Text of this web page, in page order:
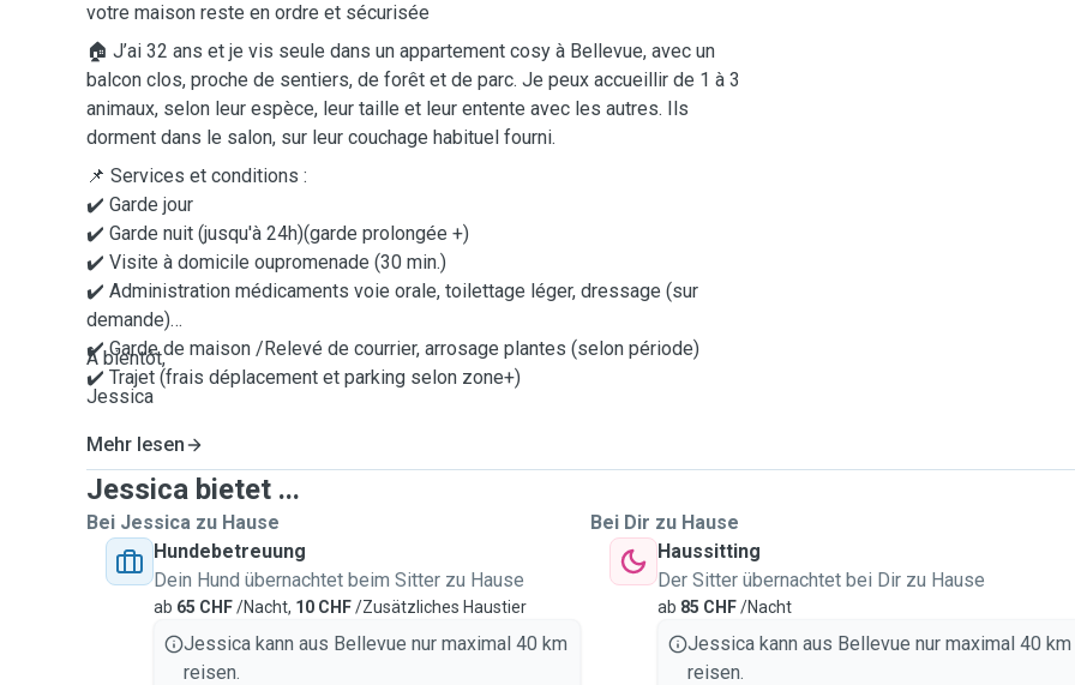
votre maison reste en ordre et sécurisée
🏠 J’ai 32 ans et je vis seule dans un appartement cosy à Bellevue, avec un
balcon clos, proche de sentiers, de forêt et de parc. Je peux accueillir de 1 à 3
animaux, selon leur espèce, leur taille et leur entente avec les autres. Ils
dorment dans le salon, sur leur couchage habituel fourni.
📌 Services et conditions :
✔️ Garde jour
✔️ Garde nuit (jusqu'à 24h)(garde prolongée +)
✔️ Visite à domicile oupromenade (30 min.)
✔️ Administration médicaments voie orale, toilettage léger, dressage (sur
demande)
✔️ Garde de maison /Relevé de courrier, arrosage plantes (selon période)
✔️ Trajet (frais déplacement et parking selon zone+)
À bientôt,
Jessica
Mehr lesen
Jessica bietet ...
Bei Jessica zu Hause
Hundebetreuung
Dein Hund übernachtet beim Sitter zu Hause
ab 65 CHF/Nacht, 10 CHF/Zusätzliches Haustier
Jessica kann aus Bellevue nur maximal 40 km
reisen.
Bei Dir zu Hause
Haussitting
Der Sitter übernachtet bei Dir zu Hause
ab 85 CHF/Nacht
Jessica kann aus Bellevue nur maximal 40 km
reisen.